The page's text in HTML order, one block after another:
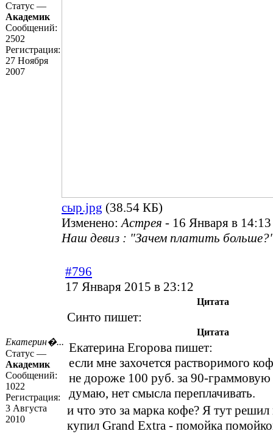
Статус —
Академик
Сообщений:
2502
Регистрация:
27 Ноября
2007
сыр.jpg (38.54 КБ)
Изменено:Астрея - 16 Января в 14:13
Наш девиз : "Зачем платить
Екатерин�...
Статус —
Академик
Сообщений:
1022
Регистрация:
3 Августа
2010
#796
17 Января 2015 в 23:12
Цитата
Синто пишет:
Цитата
Екатерина Егорова пишет:
если мне захочется растворимого
не дороже 100 руб. за 90-граммовую
думаю, нет смысла переплачивать.
и что это за марка кофе? Я тут
купил Grand Extra - помойка